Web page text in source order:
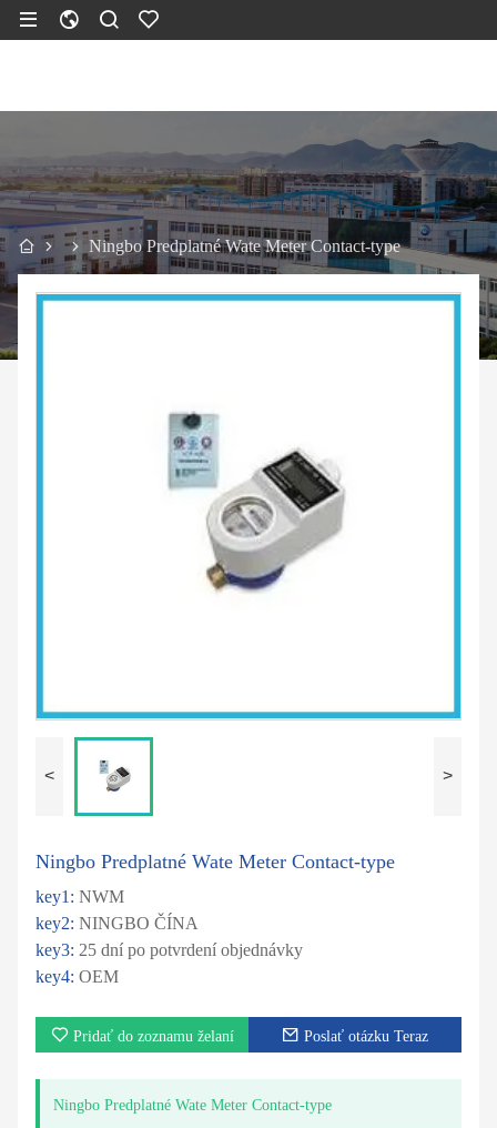
Ningbo Predplatné Wate Meter Contact-type
< >
Ningbo Predplatné Wate Meter Contact-type
key1: NWM
key2: NINGBO ČÍNA
key3: 25 dní po potvrdení objednávky
key4: OEM
Pridať do zoznamu želaní Poslať otázku Teraz
Ningbo Predplatné Wate Meter Contact-type